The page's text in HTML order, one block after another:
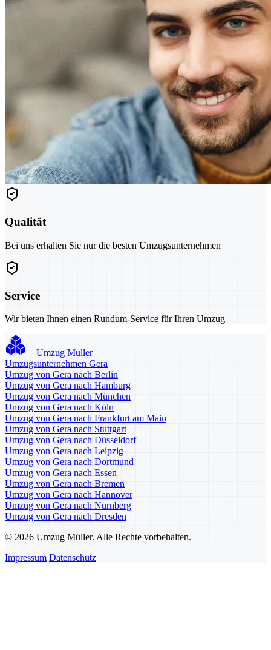
Qualität
Bei uns erhalten Sie nur die besten Umzugsunternehmen
Service
Wir bieten Ihnen einen Rundum-Service für Ihren Umzug
Umzug Müller
Umzugsunternehmen Gera
Umzug von Gera nach Berlin
Umzug von Gera nach Hamburg
Umzug von Gera nach München
Umzug von Gera nach Köln
Umzug von Gera nach Frankfurt am Main
Umzug von Gera nach Stuttgart
Umzug von Gera nach Düsseldorf
Umzug von Gera nach Leipzig
Umzug von Gera nach Dortmund
Umzug von Gera nach Essen
Umzug von Gera nach Bremen
Umzug von Gera nach Hannover
Umzug von Gera nach Nürnberg
Umzug von Gera nach Dresden
© 2026 Umzug Müller. Alle Rechte vorbehalten.
Impressum Datenschutz